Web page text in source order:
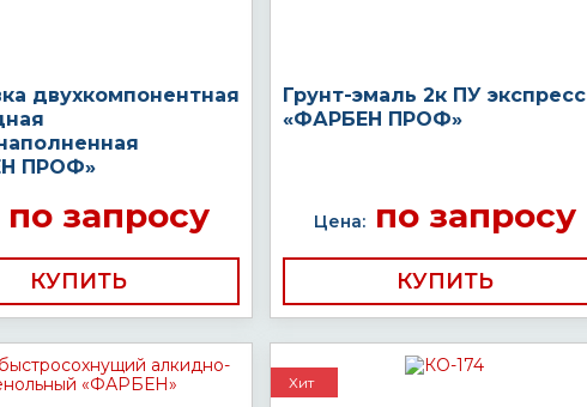
двухкомпонентная
ПРОФ»
запросу
КУПИТЬ
Грунт-эмаль 2к ПУ экспресс
«ФАРБЕН ПРОФ»
Цена:по запросу
КУПИТЬ
Хит